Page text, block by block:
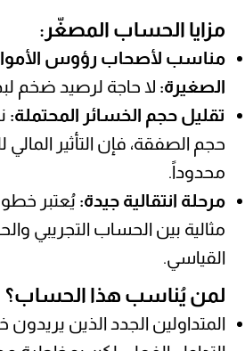
مزايا الحساب المصغّر:
مناسب لأصحاب رؤوس
الصغيرة: لا حاجة لرصيد ضخم
تقليل حجم الخسائر المحتملة:
حجم الصفقة، فإن التأثير
محدوداً.
مرحلة انتقالية جيدة: يُعتبر
مثالية بين الحساب التجريبي
القياسي.
لمن يُناسب هذا الحساب؟
المتداولين الجدد الذين